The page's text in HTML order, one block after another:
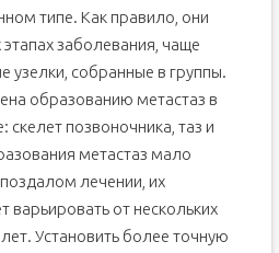
типе. Как правило, они
заболевания, чаще
узелки, собранные в группы.
образованию метастаз в
позвоночника, таз и
метастаз мало
лечении, их
варьировать от нескольких
Установить более точную